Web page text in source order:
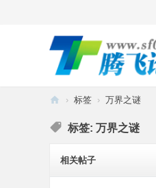
腾
坛
› 标签 › 万界之谜
标签: 万界之谜
相关帖子